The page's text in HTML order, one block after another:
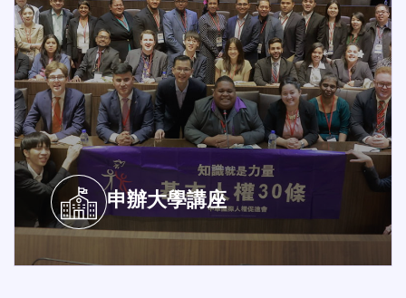
申辦大學講座